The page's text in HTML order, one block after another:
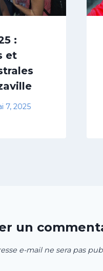
:
et
7, 2025
un
e-mail ne sera pas